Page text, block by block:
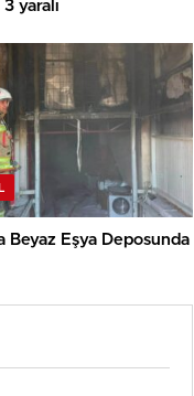
3 yaralı
Beyaz Eşya Deposunda